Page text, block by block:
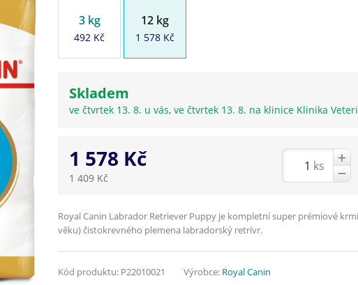
3 kg
492 Kč
12 kg
1 578 Kč
Skladem
ve čtvrtek 13. 8. u vás, ve čtvrtek 13. 8. na klinice Klinika
1 578 Kč
1 409 Kč
ks
Royal Canin Labrador Retriever Puppy je kompletní super prémiové
věku) čistokrevného plemena labradorský retrívr.
Kód produktu: P22010021 Výrobce: Royal Canin